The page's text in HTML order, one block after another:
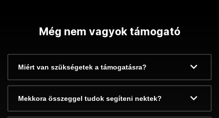
Még nem vagyok támogató
Miért van szükségetek a támogatásra?
Mekkora összeggel tudok segíteni nektek?